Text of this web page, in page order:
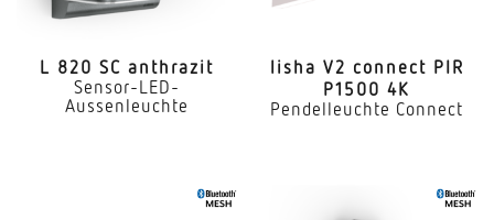
L 820 SC anthrazit
Sensor-LED-
Aussenleuchte
lisha V2 connect PIR
P1500 4K
Pendelleuchte Connect